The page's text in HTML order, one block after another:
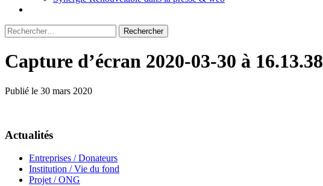
Rechercher :
Capture d’écran 2020-03-30 à 16.13.38
Publié le 30 mars 2020
Actualités
Entreprises / Donateurs
Institution / Vie du fond
Projet / ONG